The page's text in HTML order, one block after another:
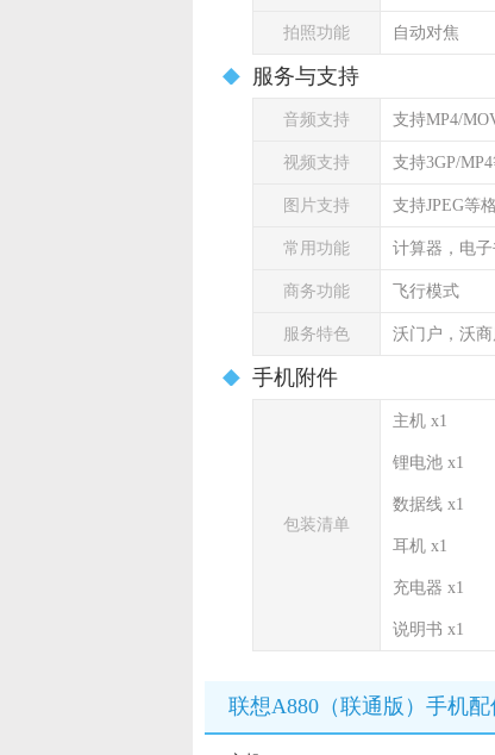
拍照功能 自动对焦
服务与支持
音频支持 支持MP4/
视频支持 支持3GP/
图片支持 支持JPEG等
常用功能 计算器，电
商务功能 飞行模式
服务特色 沃门户，沃
手机附件
包装清单
主机 x1
锂电池 x1
数据线 x1
耳机 x1
充电器 x1
说明书 x1
联想A880（联通版）手机配